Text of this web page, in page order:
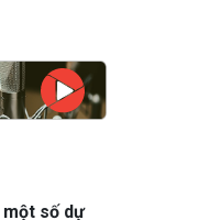
một số dự